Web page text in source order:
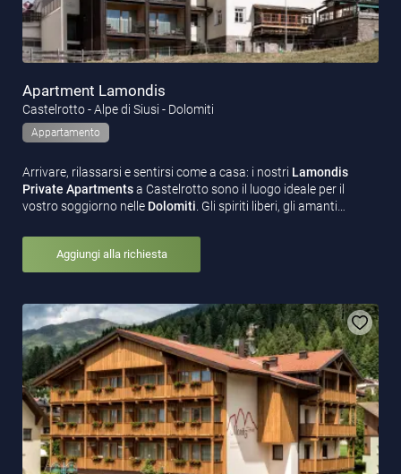
Apartment Lamondis
Castelrotto - Alpe di Siusi - Dolomiti
Appartamento
Arrivare, rilassarsi e sentirsi come a casa: i nostri Lamondis
Private Apartmentsa Castelrotto sono il luogo ideale per il
vostro soggiorno nelle Dolomiti. Gli spiriti liberi, gli amanti…
Aggiungi alla richiesta